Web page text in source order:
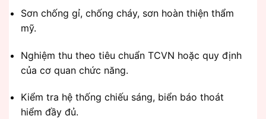
Sơn chống gỉ, chống cháy, sơn hoàn thiện thẩm
mỹ.
Nghiệm thu theo tiêu chuẩn TCVN hoặc quy định
của cơ quan chức năng.
Kiểm tra hệ thống chiếu sáng, biển báo thoát
hiểm đầy đủ.